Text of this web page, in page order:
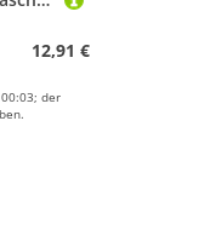
12,91 €
der